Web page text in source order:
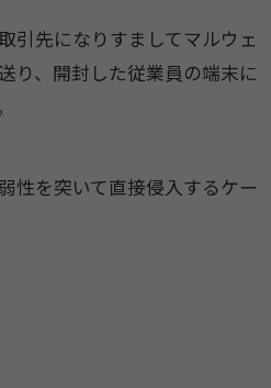
引先になりすましてマルウェ
り、開封した従業員の端末に
性を突いて直接侵入するケー